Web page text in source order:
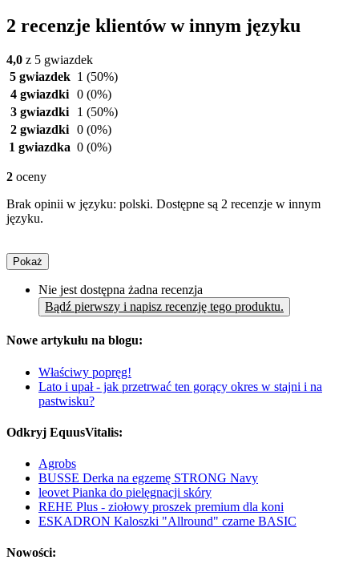
2 recenzje klientów w innym języku
4,0 z 5 gwiazdek
5 gwiazdek 1 (50%)
4 gwiazdki 0 (0%)
3 gwiazdki
1 (50%)
2 gwiazdki 0 (0%)
1 gwiazdka 0 (0%)
2 oceny
Brak opinii w języku: polski. Dostępne są 2 recenzje w innym
języku.
Pokaż
Nie jest dostępna żadna recenzja
Bądź pierwszy i napisz recenzję tego produktu.
Nowe artykułu na blogu:
Właściwy popręg!
Lato i upał - jak przetrwać ten gorący okres w stajni i na
pastwisku?
Odkryj EquusVitalis:
Agrobs
BUSSE Derka na egzemę STRONG Navy
leovet Pianka do pielęgnacji skóry
REHE Plus - ziołowy proszek premium dla koni
ESKADRON Kaloszki "Allround" czarne BASIC
Nowości: